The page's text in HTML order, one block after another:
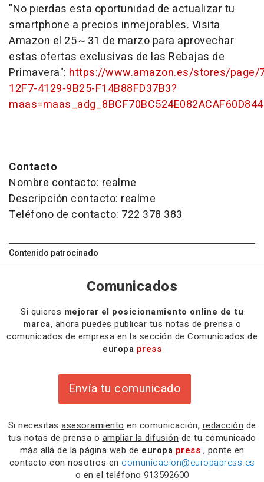
"No pierdas esta oportunidad de actualizar tu
smartphone a precios inmejorables. Visita
Amazon el 25～31 de marzo para aprovechar
estas ofertas exclusivas de las Rebajas de
Primavera": https://www.amazon.es/stores/page/
12F7-4129-9B25-F14B88FD37B3?
Contacto
Nombre contacto: realme
Descripción contacto: realme
Teléfono de contacto: 722 378 383
Contenido patrocinado
Comunicados
Si quieres mejorar el posicionamiento online de tu
marca, ahora puedes publicar tus notas de prensa o
comunicados de empresa en la sección de Comunicados de
europa press
Envía tu comunicado
Si necesitas asesoramiento en comunicación, redacción de
tus notas de prensa o ampliar la difusión de tu comunicado
más allá de la página web de europa press , ponte en
contacto con nosotros en comunicacion@europapress.es
o en el teléfono 913592600